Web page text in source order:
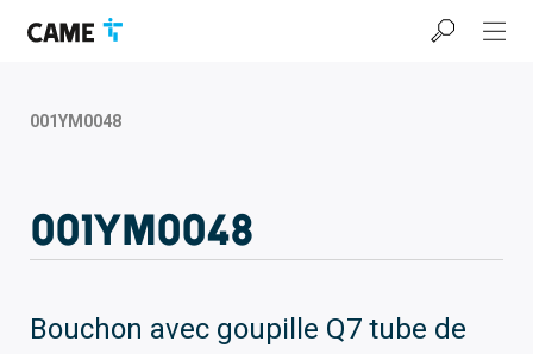
page
001YM0048
001YM0048
Bouchon avec goupille Q7 tube de